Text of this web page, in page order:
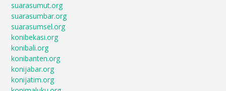
suarasumut.org
suarasumbar.org
suarasumsel.org
konibekasi.org
konibali.org
konibanten.org
konijabar.org
konijatim.org